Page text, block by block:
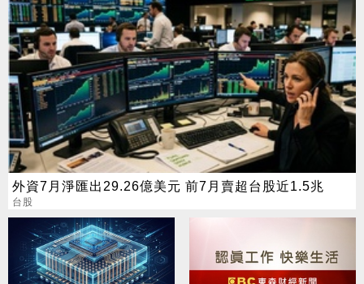
外資7月淨匯出29.26億美元 前7月賣超台股近1.5兆
台股